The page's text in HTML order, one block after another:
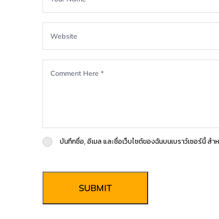
บันทึกชื่อ, อีเมล และชื่อเว็บไซต์ของฉันบนเบราว์เซอร์นี้ ส
SUBMIT